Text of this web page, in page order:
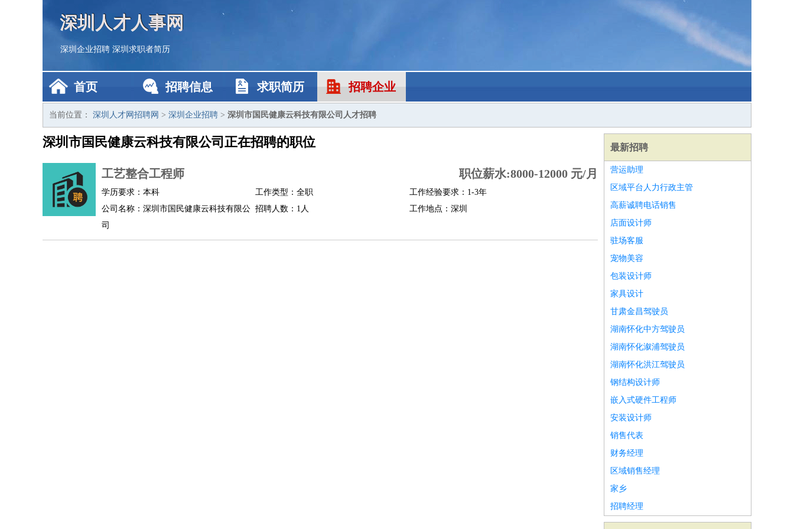
深圳人才人事网
深圳企业招聘 深圳求职者简历
首页 招聘信息 求职简历 招聘企业
当前位置： 深圳人才网招聘网 > 深圳企业招聘 > 深圳市国民健康云科技有限公司人才招聘
深圳市国民健康云科技有限公司正在招聘的职位
工艺整合工程师 职位薪水:8000-12000 元/月
学历要求：本科 工作类型：全职
工作经验要求：1-3年
公司名称：深圳市国民健康云科技有限公
司
招聘人数：1人 工作地点：深圳
最新招聘
营运助理
区域平台人力行政主管
高薪诚聘电话销售
店面设计师
驻场客服
宠物美容
包装设计师
家具设计
甘肃金昌驾驶员
湖南怀化中方驾驶员
湖南怀化溆浦驾驶员
湖南怀化洪江驾驶员
钢结构设计师
嵌入式硬件工程师
安装设计师
销售代表
财务经理
区域销售经理
家乡
招聘经理